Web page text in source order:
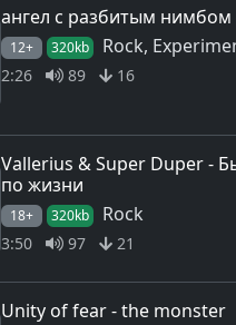
ангел с разбитым нимбом
12+ 320kb Rock,
2:26 89 16
Vallerius & Super Duper -
по жизни
18+ 320kb Rock
3:50 97 21
Unity of fear - the monster